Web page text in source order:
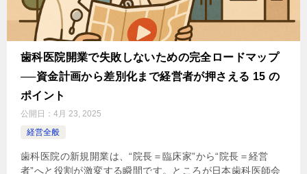
歯科医院開業で失敗しないための完全ロードマップ
──資金計画から差別化まで経営者が押さえる 15 の
ポイント
公開日： 4月 23, 2025
経営全般
歯科医院の新規開業は、“院長＝臨床家”から“院長＝経営
者”へと役割が激変する瞬間です。ところが日本歯科医師会